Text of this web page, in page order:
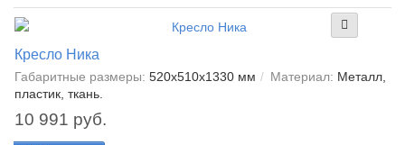
Кресло Ника
Габаритные размеры: 520х510х1330 мм Материал: Металл,
пластик, ткань.
10 991 руб.